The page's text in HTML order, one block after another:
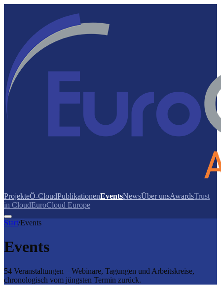
ProjekteÖ-CloudPublikationenEventsNewsÜber unsAwardsTrust
in CloudEuroCloud Europe
Start/Events
Events
54 Veranstaltungen – Webinare, Tagungen und Arbeitskreise,
chronologisch vom jüngsten Termin zurück.